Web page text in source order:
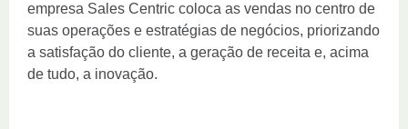
empresa Sales Centric coloca as vendas no centro de
suas operações e estratégias de negócios, priorizando
a satisfação do cliente, a geração de receita e, acima
de tudo, a inovação.